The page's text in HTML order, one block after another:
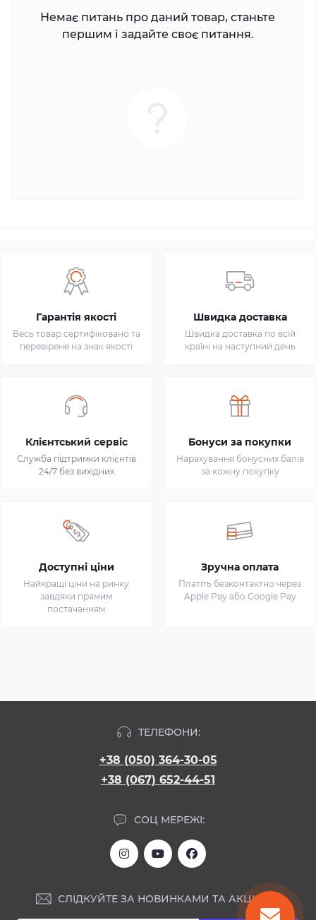
Немає питань про даний товар, станьте
першим і задайте своє питання.
Гарантія якості
Весь товар сертифіковано та
перевірене на знак якості
Швидка доставка
Швидка доставка по всій
країні на наступний день
Клієнтський сервіс
Служба підтримки клієнтів
24/7 без вихідних
Бонуси за покупки
Нарахування бонусних балів
за кожну покупку
Доступні ціни
Найкращі ціни на ринку
завдяки прямим
постачанням
Зручна оплата
Платіть безконтактно через
Apple Pay або Google Pay
ТЕЛЕФОНИ:
+38 (050) 364-30-05
+38 (067) 652-44-51
СОЦ МЕРЕЖІ:
СЛІДКУЙТЕ ЗА НОВИНКАМИ ТА АКЦІЯМИ: